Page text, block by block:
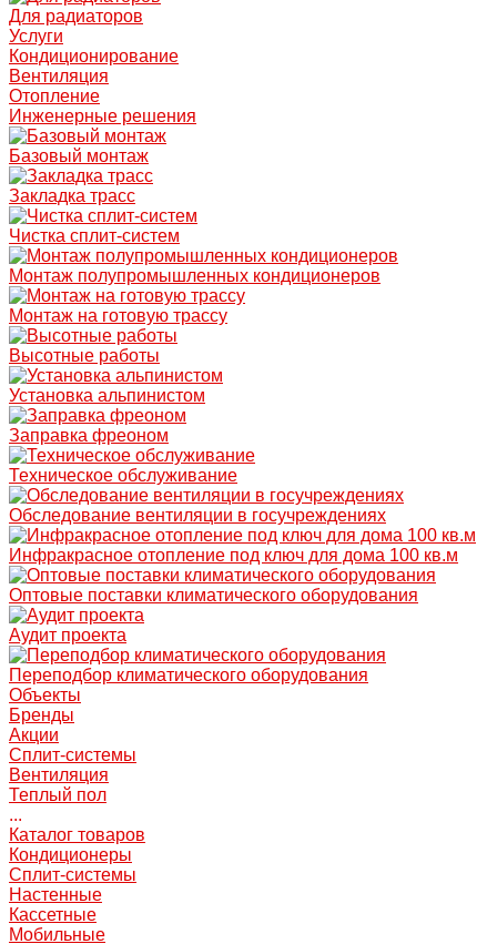
Для радиаторов
Услуги
Кондиционирование
Вентиляция
Отопление
Инженерные решения
Базовый монтаж
Закладка трасс
Чистка сплит-систем
Монтаж полупромышленных кондиционеров
Монтаж на готовую трассу
Высотные работы
Установка альпинистом
Заправка фреоном
Техническое обслуживание
Обследование вентиляции в госучреждениях
Инфракрасное отопление под ключ для дома 100 кв.м
Оптовые поставки климатического оборудования
Аудит проекта
Переподбор климатического оборудования
Объекты
Бренды
Акции
Сплит-системы
Вентиляция
Теплый пол
...
Каталог товаров
Кондиционеры
Сплит-системы
Настенные
Кассетные
Мобильные